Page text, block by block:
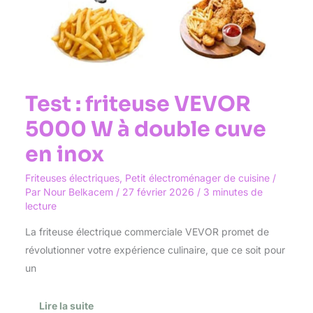
Test : friteuse VEVOR
5000 W à double cuve
en inox
Friteuses électriques, Petit électroménager de cuisine/
Par Nour Belkacem / 27 février 2026 / 3 minutes de
lecture
La friteuse électrique commerciale VEVOR promet de
révolutionner votre expérience culinaire, que ce soit pour
un
Lire la suite